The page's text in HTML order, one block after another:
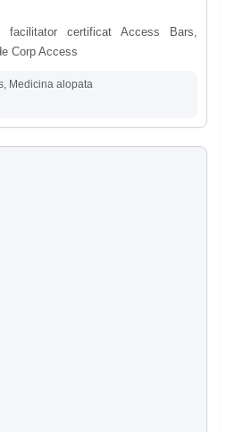
facilitator certificat Access Bars,
Corp Access
, Medicina alopata